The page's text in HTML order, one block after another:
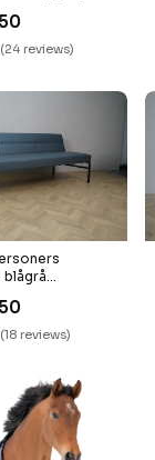
reviews)
blågrå
reviews)